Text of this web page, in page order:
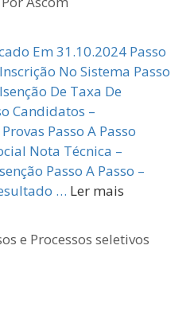
Em 31.10.2024 Passo
No Sistema Passo
De Taxa De
Candidatos –
Passo A Passo
Nota Técnica –
Passo A Passo –
… Ler mais
e Processos seletivos